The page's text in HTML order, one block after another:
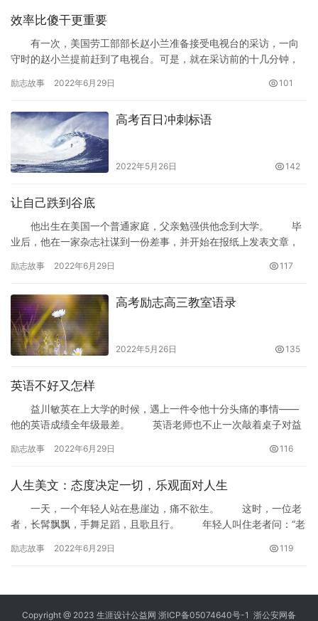
效率比傻干更重要
有一次，美国劳工部部长赵小兰准备接受电视台的采访，一向
守时的赵小兰提前赶到了电视台。可是，就在采访前的十几分钟，
宾会…
励志故事 2022年6月29日 101
高考百日冲刺标语
2022年5月26日 142
让自己跌到谷底
他出生在美国一个普通家庭，父亲勉强供他念到大学。 毕
业后，他在一家杂志社谋到一份差事，并开始在报纸上发表文章，
章，…
励志故事 2022年6月29日 117
高考励志高三教室语录
2022年5月26日 135
英语不好又怎样
益川敏英在上大学的时候，遇上一件令他十分头痛的事情——
他的英语成绩全年级最差。 英语老师也不止一次敲着桌子对益
励志故事 2022年6月29日 116
人生美文：态度决定一切，乐观面对人生
一天，一个年轻人站在悬崖边，痛不欲生。 这时，一位老
者，长髯飘飘，手舞足蹈，且歌且行。 年轻人叫住老者问：“老
励志故事 2022年6月29日 119
Copyright @ 2023 生涯设计公益网 浙ICP备05074640号-1 浙公安网备